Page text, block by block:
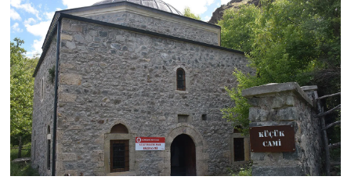
Erzurum Müftülüğü
Eskişehir Müftülüğü
Gaziantep Müftülüğü
Giresun Müftülüğü
Gümüşhane Müftülüğü